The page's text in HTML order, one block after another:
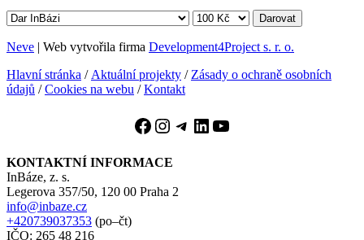
Darovat
Neve | Web vytvořila firma Development4Project s. r. o.
Hlavní stránka / Aktuální projekty / Zásady o ochraně osobních
údajů /Cookies na webu /Kontakt
Facebook
Instagram
Telegram
LinkedIn
YouTube
KONTAKTNÍ INFORMACE
InBáze, z. s.
Legerova 357/50, 120 00 Praha 2
info@inbaze.cz
+420739037353 (po–čt)
IČO: 265 48 216